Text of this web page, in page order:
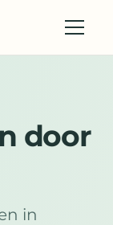
door
in